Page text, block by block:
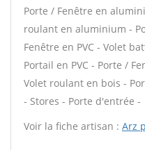
Porte / Fenêtre en
roulant en aluminium -
Fenêtre en PVC - Volet
Portail en PVC - Porte /
Volet roulant en bois -
- Stores - Porte d'entrée -
Voir la fiche artisan : Arz